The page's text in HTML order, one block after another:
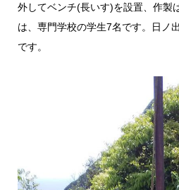
外してベンチ(長いす)を設置、作製
は、専門学校の学生7名です。日ノ
です。